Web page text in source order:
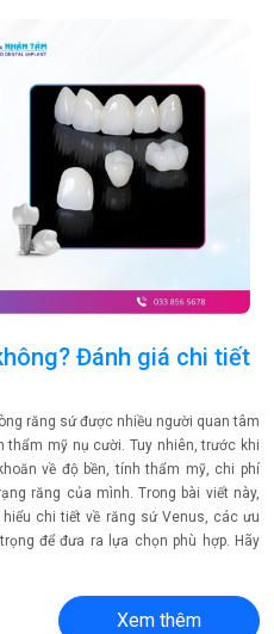
Đánh giá chi tiết
răng sứ được nhiều người quan tâm
mỹ nụ cười. Tuy nhiên, trước khi
về độ bền, tính thẩm mỹ, chi phí
răng của mình. Trong bài viết này,
chi tiết về răng sứ Venus, các ưu
để đưa ra lựa chọn phù hợp. Hãy
Xem thêm